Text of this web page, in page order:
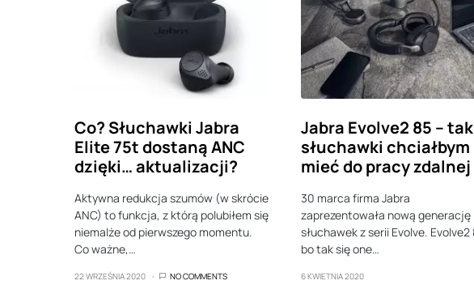
Co? Słuchawki Jabra
Elite 75t dostaną ANC
dzięki… aktualizacji?
Aktywna redukcja szumów (w skrócie
ANC) to funkcja, z którą polubiłem się
niemalże od pierwszego momentu.
Co ważne,…
22 WRZEŚNIA 2020 NO COMMENTS
Jabra Evolve2 85 –
słuchawki chciałbym
mieć do pracy zdalnej
30 marca firma Jabra
zaprezentowała nową generację
słuchawek z serii Evolve. Evolve2
bo tak się one…
6 KWIETNIA 2020